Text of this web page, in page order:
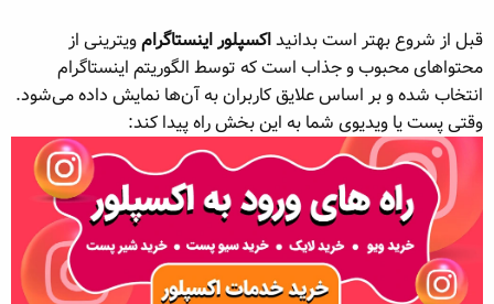
قبل از شروع بهتر است بدانیداکسپلور اینستاگرامویترینی از
محتواهای محبوب و جذاب است که توسط الگوریتم اینستاگرام
انتخاب شده و بر اساس علایق کاربران به آن‌ها نمایش داده می‌شود.
وقتی پست یا ویدیوی شما به این بخش راه پیدا کند: